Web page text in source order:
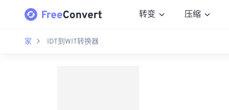
转变 压缩
家 IDT到WIT转换器